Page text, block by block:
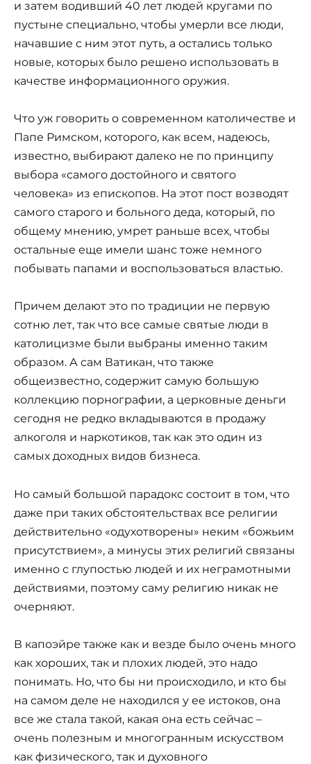
и затем водивший 40 лет людей кругами по
пустыне специально, чтобы умерли все люди,
начавшие с ним этот путь, а остались только
новые, которых было решено использовать в
качестве информационного оружия.
Что уж говорить о современном католичестве и
Папе Римском, которого, как всем, надеюсь,
известно, выбирают далеко не по принципу
выбора «самого достойного и святого
человека» из епископов. На этот пост возводят
самого старого и больного деда, который, по
общему мнению, умрет раньше всех, чтобы
остальные еще имели шанс тоже немного
побывать папами и воспользоваться властью.
Причем делают это по традиции не первую
сотню лет, так что все самые святые люди в
католицизме были выбраны именно таким
образом. А сам Ватикан, что также
общеизвестно, содержит самую большую
коллекцию порнографии, а церковные деньги
сегодня не редко вкладываются в продажу
алкоголя и наркотиков, так как это один из
самых доходных видов бизнеса.
Но самый большой парадокс состоит в том, что
даже при таких обстоятельствах все религии
действительно «одухотворены» неким «божьим
присутствием», а минусы этих религий связаны
именно с глупостью людей и их неграмотными
действиями, поэтому саму религию никак не
очерняют.
В капоэйре также как и везде было очень много
как хороших, так и плохих людей, это надо
понимать. Но, что бы ни происходило, и кто бы
на самом деле не находился у ее истоков, она
все же стала такой, какая она есть сейчас –
очень полезным и многогранным искусством
как физического, так и духовного